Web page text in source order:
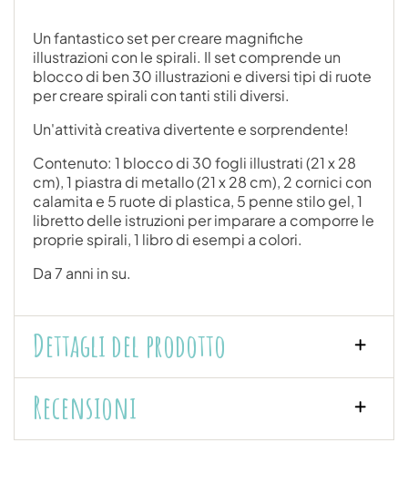
Un fantastico set per creare magnifiche
illustrazioni con le spirali. Il set comprende un
blocco di ben 30 illustrazioni e diversi tipi di ruote
per creare spirali con tanti stili diversi.
Un'attività creativa divertente e sorprendente!
Contenuto: 1 blocco di 30 fogli illustrati (21 x 28
cm), 1 piastra di metallo (21 x 28 cm), 2 cornici con
calamita e 5 ruote di plastica, 5 penne stilo gel, 1
libretto delle istruzioni per imparare a comporre le
proprie spirali, 1 libro di esempi a colori.
Da 7 anni in su.
Dettagli del prodotto
Recensioni